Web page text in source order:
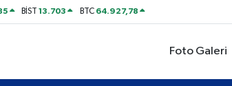
BİST13.703 BTC 64.927,78
Foto Galeri